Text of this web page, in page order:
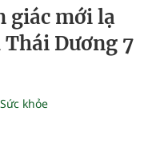
giác mới lạ
Dương 7
khỏe